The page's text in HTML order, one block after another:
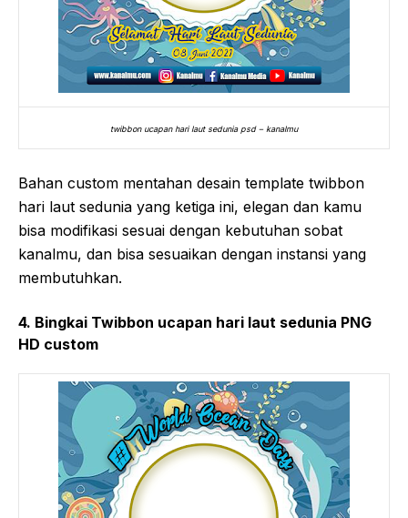
twibbon ucapan hari laut sedunia psd – kanalmu
Bahan custom mentahan desain template twibbon
hari laut sedunia yang ketiga ini, elegan dan kamu
bisa modifikasi sesuai dengan kebutuhan sobat
kanalmu, dan bisa sesuaikan dengan instansi yang
membutuhkan.
4. Bingkai Twibbon ucapan hari laut sedunia PNG
HD custom